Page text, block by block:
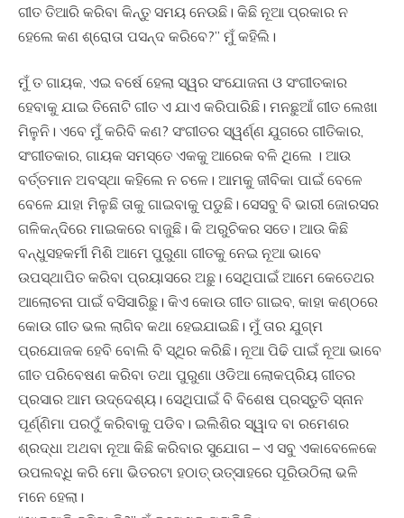
ଗୀତ ତିଆରି କରିବା କିନ୍ତୁ ସମୟ ନେଉଛି। କିଛି ନୂଆ ପ୍ରକାର ନ
ହେଲେ କଣ ଶ୍ରୋତା ପସନ୍ଦ କରିବେ?” ମୁଁ କହିଲି।
ମୁଁ ତ ଗାୟକ, ଏଇ ବର୍ଷେ ହେଲା ସ୍ୱର ସଂଯୋଜନା ଓ ସଂଗୀତକାର
ହେବାକୁ ଯାଇ ତିନୋଟି ଗୀତ ଏ ଯାଏ କରିପାରିଛି। ମନଛୁଆଁ ଗୀତ ଲେଖା
ମିଳୁନି। ଏବେ ମୁଁ କରିବି କଣ? ସଂଗୀତର ସ୍ୱର୍ଣ୍ଣ ଯୁଗରେ ଗୀତିକାର,
ସଂଗୀତକାର, ଗାୟକ ସମସ୍ତେ ଏକକୁ ଆରେକ ବଳି ଥିଲେ । ଆଉ
ବର୍ତ୍ତମାନ ଅବସ୍ଥା କହିଲେ ନ ଚଳେ। ଆମକୁ ଜୀବିକା ପାଇଁ ବେଳେ
ବେଳେ ଯାହା ମିଳୁଛି ତାକୁ ଗାଇବାକୁ ପଡୁଛି। ସେସବୁ ବି ଭାରୀ ଜୋରସର
ଗଳିକନ୍ଦିରେ ମାଇକରେ ବାଜୁଛି। କି ଅରୁଚିକର ସତେ। ଆଉ କିଛି
ବନ୍ଧୁସହକର୍ମୀ ମିଶି ଆମେ ପୁରୁଣା ଗୀତକୁ ନେଇ ନୂଆ ଭାବେ
ଉପସ୍ଥାପିତ କରିବା ପ୍ରୟାସରେ ଅଛୁ। ସେଥିପାଇଁ ଆମେ କେତେଥର
ଆଲୋଚନା ପାଇଁ ବସିସାରିଛୁ। କିଏ କୋଉ ଗୀତ ଗାଇବ, କାହା କଣ୍ଠରେ
କୋଉ ଗୀତ ଭଲ ଲାଗିବ କଥା ହେଇଯାଇଛି। ମୁଁ ତାର ଯୁଗ୍ମ
ପ୍ରଯୋଜକ ହେବି ବୋଲି ବି ସ୍ଥିର କରିଛି। ନୂଆ ପିଢି ପାଇଁ ନୂଆ ଭାବେ
ଗୀତ ପରିବେଷଣ କରିବା ତଥା ପୁରୁଣା ଓଡିଆ ଲୋକପ୍ରିୟ ଗୀତର
ପ୍ରସାର ଆମ ଉଦ୍ଦେଶ୍ୟ। ସେଥିପାଇଁ ବି ବିଶେଷ ପ୍ରସ୍ତୁତି ସ୍ନାନ
ପୂର୍ଣ୍ଣିମା ପରଠୁଁ କରିବାକୁ ପଡିବ। ଇଲିଶିର ସ୍ୱାଦ ବା ରମେଶର
ଶ୍ରଦ୍ଧା ଅଥବା ନୂଆ କିଛି କରିବାର ସୁଯୋଗ – ଏ ସବୁ ଏକାବେଳେକେ
ଉପଲବ୍ଧି କରି ମୋ ଭିତରଟା ହଠାତ୍ ଉତ୍ସାହରେ ପୂରିଉଠିଲା ଭଳି
ମନେ ହେଲା।